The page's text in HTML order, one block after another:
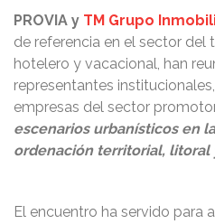
PROVIA y TM Grupo
de referencia en el sector del
hotelero y vacacional, han
representantes
empresas del sector
escenarios urbanísticos en
ordenación territorial, litoral
El encuentro ha servido para